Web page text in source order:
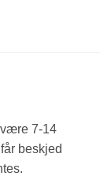
7-14
beskjed